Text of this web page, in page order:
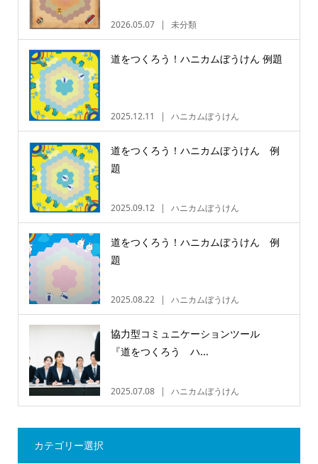
2026.05.07 未分類
道をつくろう！ハニカムぼうけん 例題
2025.12.11 ハニカムぼうけん
道をつくろう！ハニカムぼうけん 例
題
2025.09.12 ハニカムぼうけん
道をつくろう！ハニカムぼうけん 例
題
2025.08.22 ハニカムぼうけん
協力型コミュニケーションツール
『道をつくろう ハ...
2025.07.08 ハニカムぼうけん
カテゴリー選択